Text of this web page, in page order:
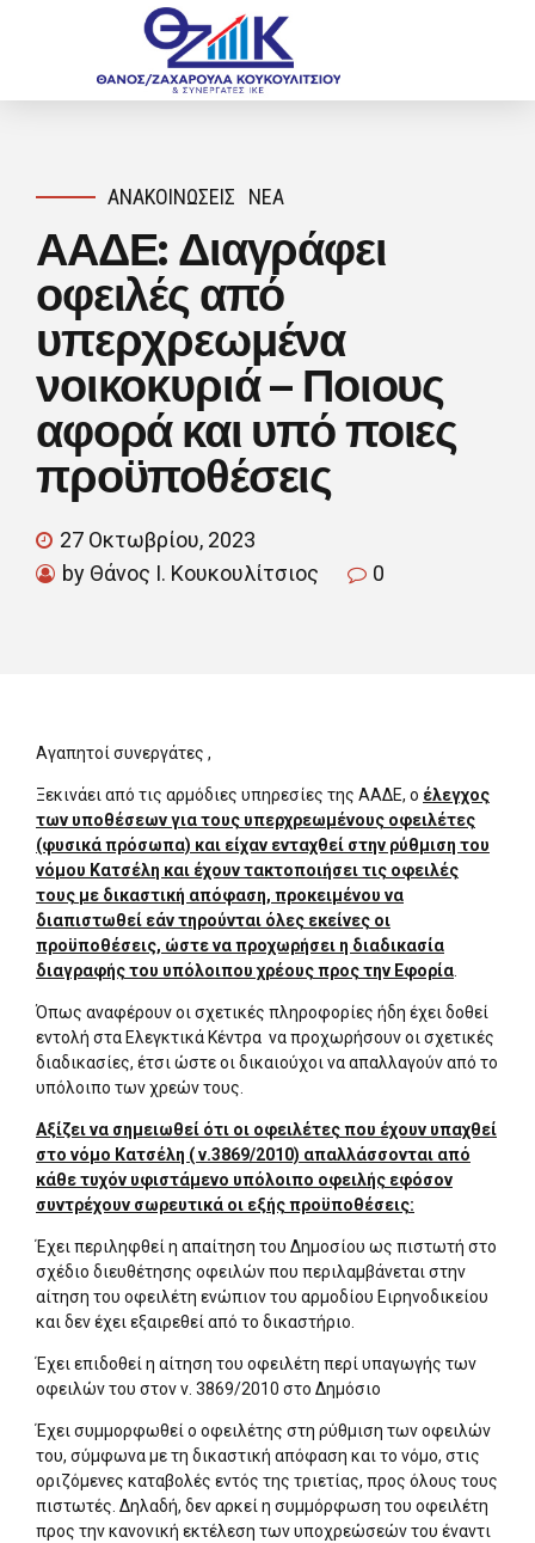
ΑΝΑΚΟΙΝΏΣΕΙΣ ΝΈΑ
ΑΑΔΕ: Διαγράφει
οφειλές από
υπερχρεωμένα
νοικοκυριά – Ποιους
αφορά και υπό ποιες
προϋποθέσεις
27 Οκτωβρίου, 2023
by Θάνος Ι. Κουκουλίτσιος
0
Αγαπητοί συνεργάτες ,
Ξεκινάει από τις αρμόδιες υπηρεσίες της ΑΑΔΕ, ο έλεγχος
των υποθέσεων για τους υπερχρεωμένους οφειλέτες
(φυσικά πρόσωπα) και είχαν ενταχθεί στην ρύθμιση του
νόμου Κατσέλη και έχουν τακτοποιήσει τις οφειλές
τους με δικαστική απόφαση, προκειμένου να
διαπιστωθεί εάν τηρούνται όλες εκείνες οι
προϋποθέσεις, ώστε να προχωρήσει η διαδικασία
διαγραφής του υπόλοιπου χρέους προς την Εφορία
Όπως αναφέρουν οι σχετικές πληροφορίες ήδη έχει δοθεί
εντολή στα Ελεγκτικά Κέντρα να προχωρήσουν οι σχετικές
διαδικασίες, έτσι ώστε οι δικαιούχοι να απαλλαγούν από το
υπόλοιπο των χρεών τους.
Αξίζει να σημειωθεί ότι οι οφειλέτες που έχουν υπαχθεί
στο νόμο Κατσέλη ( ν.3869/2010) απαλλάσσονται από
κάθε τυχόν υφιστάμενο υπόλοιπο οφειλής εφόσον
συντρέχουν σωρευτικά οι εξής προϋποθέσεις:
Έχει περιληφθεί η απαίτηση του Δημοσίου ως πιστωτή στο
σχέδιο διευθέτησης οφειλών που περιλαμβάνεται στην
αίτηση του οφειλέτη ενώπιον του αρμοδίου Ειρηνοδικείου
και δεν έχει εξαιρεθεί από το δικαστήριο.
Έχει επιδοθεί η αίτηση του οφειλέτη περί υπαγωγής των
οφειλών του στον ν. 3869/2010 στο Δημόσιο
Έχει συμμορφωθεί ο οφειλέτης στη ρύθμιση των οφειλών
του, σύμφωνα με τη δικαστική απόφαση και το νόμο, στις
οριζόμενες καταβολές εντός της τριετίας, προς όλους τους
πιστωτές. Δηλαδή, δεν αρκεί η συμμόρφωση του οφειλέτη
προς την κανονική εκτέλεση των υποχρεώσεών του έναντι